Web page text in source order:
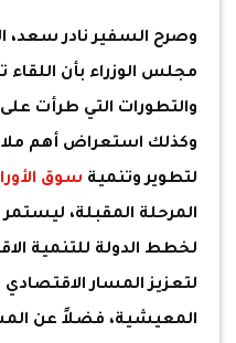
وصرح السفير نادر سعد،
مجلس الوزراء بأن اللقاء
والتطورات التي طرأت على
وكذلك استعراض أهم
لتطوير وتنمية سوق
المرحلة المقبلة، ليستمر
لخطط الدولة للتنمية
لتعزيز المسار
المعيشية، فضلاً عن